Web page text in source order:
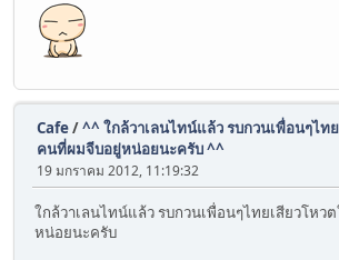
Cafe/^^ ใกล้วาเลนไทน์แล้ว รบกวนเพื่อนๆไท
คนที่ผมจีบอยู่หน่อยนะครับ ^^
19 มกราคม 2012, 11:19:32
ใกล้วาเลนไทน์แล้ว รบกวนเพื่อนๆไทยเสียวโห
หน่อยนะครับ